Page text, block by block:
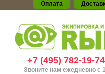
Оплата
+7 (495) 782-19-74
Звоните нам ежедневно с